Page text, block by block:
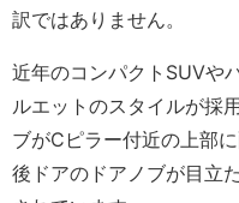
訳ではありません。
近年のコンパクトSUVや
ルエットのスタイルが採
ブがCピラー付近の上部
後ドアのドアノブが目立